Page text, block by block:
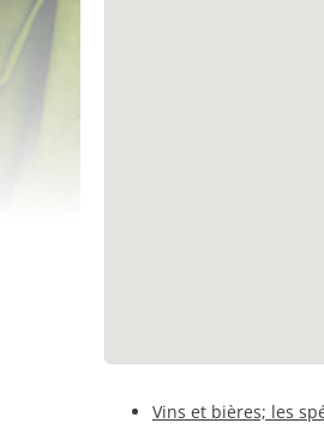
Vins et bières; les